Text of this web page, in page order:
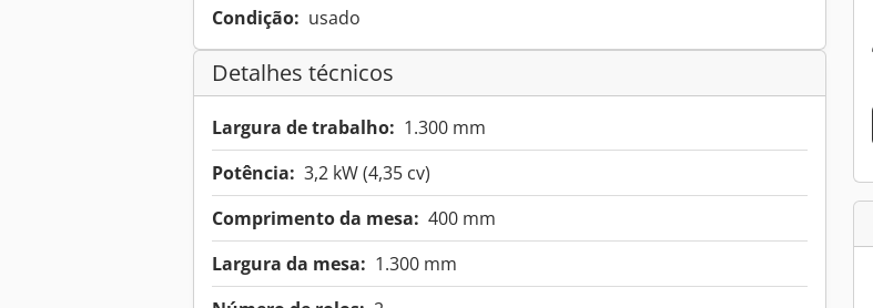
Condição: usado
Detalhes técnicos
Largura de trabalho: 1.300 mm
Potência: 3,2 kW (4,35 cv)
Comprimento da mesa: 400 mm
Largura da mesa: 1.300 mm